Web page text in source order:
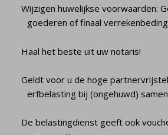
Wijzigen huwelijkse voorwaarden:
goederen of finaal
Haal het beste uit uw notaris!
Geldt voor u de hoge
erfbelasting bij (ongehuwd)
De belastingdienst geeft ook